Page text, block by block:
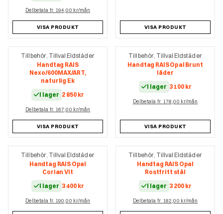
Delbetala fr. 194,00 kr/mån
VISA PRODUKT VISA PRODUKT
Tillbehör, Tillval Eldstäder
Handtag RAIS
Nexo/600MAX/ART,
naturlig Ek
I lager 2 850 kr
Delbetala fr. 167,00 kr/mån
VISA PRODUKT
Tillbehör, Tillval Eldstäder
Handtag RAIS Opal Brunt
läder
I lager 3 100 kr
Delbetala fr. 178,00 kr/mån
VISA PRODUKT
Tillbehör, Tillval Eldstäder
Handtag RAIS Opal
Corian Vit
I lager 3 400 kr
Delbetala fr. 190,00 kr/mån
Tillbehör, Tillval Eldstäder
Handtag RAIS Opal
Rostfritt stål
I lager 3 200 kr
Delbetala fr. 182,00 kr/mån